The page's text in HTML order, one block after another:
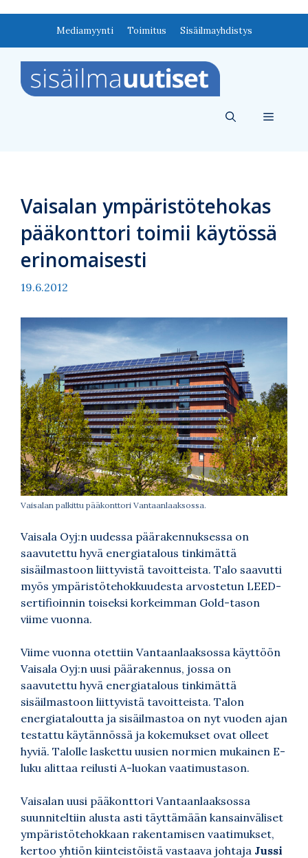
Mediamyynti Toimitus Sisäilmayhdistys
Valikko
Vaisalan ympäristötehokas
pääkonttori toimii käytössä
erinomaisesti
19.6.2012
Vaisalan palkittu pääkonttori Vantaanlaaksossa.
Vaisala Oyj:n uudessa päärakennuksessa on
saavutettu hyvä energiatalous tinkimättä
sisäilmastoon liittyvistä tavoitteista. Talo saavutti
myös ympäristötehokkuudesta arvostetun LEED-
sertifioinnin toiseksi korkeimman Gold-tason
viime vuonna.
Viime vuonna otettiin Vantaanlaaksossa käyttöön
Vaisala Oyj:n uusi päärakennus, jossa on
saavutettu hyvä energiatalous tinkimättä
sisäilmastoon liittyvistä tavoitteista. Talon
energiataloutta ja sisäilmastoa on nyt vuoden ajan
testattu käytännössä ja kokemukset ovat olleet
hyviä. Talolle laskettu uusien normien mukainen E-
luku alittaa reilusti A-luokan vaatimustason.
Vaisalan uusi pääkonttori Vantaanlaaksossa
suunniteltiin alusta asti täyttämään kansainväliset
ympäristötehokkaan rakentamisen vaatimukset,
kertoo yhtiön kiinteistöistä vastaava johtaja Jussi